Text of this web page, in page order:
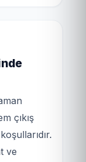
çıkış
ve